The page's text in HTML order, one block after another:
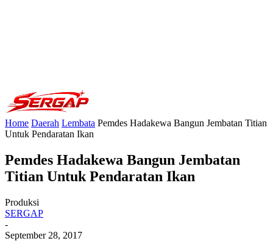
Home Daerah Lembata Pemdes Hadakewa Bangun Jembatan Titian
Untuk Pendaratan Ikan
Pemdes Hadakewa Bangun Jembatan
Titian Untuk Pendaratan Ikan
Produksi
SERGAP
-
September 28, 2017